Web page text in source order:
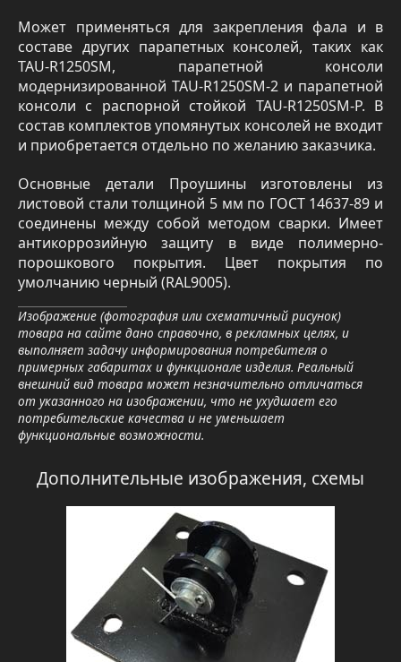
Может применяться для закрепления фала и в
составе других парапетных консолей, таких как
TAU-R1250SM, парапетной консоли
модернизированной TAU-R1250SM-2 и парапетной
консоли с распорной стойкой TAU-R1250SM-Р. В
состав комплектов упомянутых консолей не входит
и приобретается отдельно по желанию заказчика.
Основные детали Проушины изготовлены из
листовой стали толщиной 5 мм по ГОСТ 14637-89 и
соединены между собой методом сварки. Имеет
антикоррозийную защиту в виде полимерно-
порошкового покрытия. Цвет покрытия по
умолчанию черный (RAL9005).
Изображение (фотография или схематичный рисунок)
товара на сайте дано справочно, в рекламных целях, и
выполняет задачу информирования потребителя о
примерных габаритах и функционале изделия. Реальный
внешний вид товара может незначительно отличаться
от указанного на изображении, что не ухудшает его
потребительские качества и не уменьшает
функциональные возможности.
Дополнительные изображения, схемы